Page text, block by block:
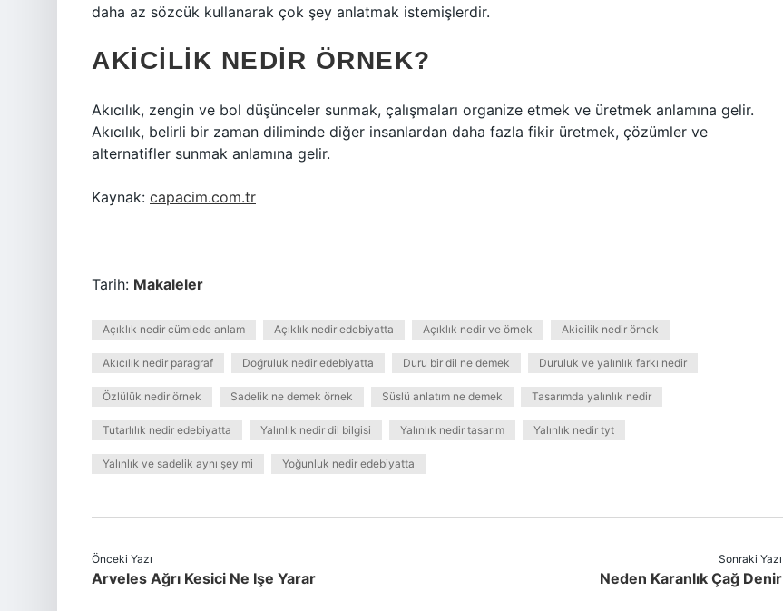
daha az sözcük kullanarak çok şey anlatmak istemişlerdir.
AKICILIK NEDIR ÖRNEK?
Akıcılık, zengin ve bol düşünceler sunmak, çalışmaları organize etmek ve üretmek anlamına gelir.
Akıcılık, belirli bir zaman diliminde diğer insanlardan daha fazla fikir üretmek, çözümler ve
alternatifler sunmak anlamına gelir.
Kaynak: capacim.com.tr
Tarih: Makaleler
Açıklık nedir cümlede anlam Açıklık nedir edebiyatta Açıklık nedir ve örnek Akicilik nedir örnek
Akıcılık nedir paragraf Doğruluk nedir edebiyatta Duru bir dil ne demek Duruluk ve yalınlık farkı nedir
Özlülük nedir örnek Sadelik ne demek örnek Süslü anlatım ne demek Tasarımda yalınlık nedir
Tutarlılık nedir edebiyatta Yalınlık nedir dil bilgisi Yalınlık nedir tasarım Yalınlık nedir tyt
Yalınlık ve sadelik aynı şey mi Yoğunluk nedir edebiyatta
Önceki Yazı
Arveles Ağrı Kesici Ne Işe Yarar
Sonraki Yazı
Neden Karanlık Çağ Denir